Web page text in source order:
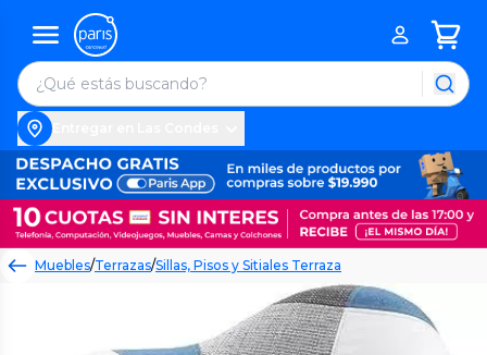
Muebles/Terrazas/Sillas, Pisos y Sitiales Terraza